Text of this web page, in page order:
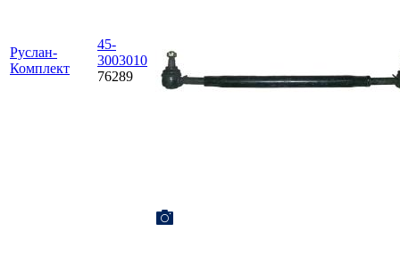
Руслан-
Комплект
45-
3003010
76289